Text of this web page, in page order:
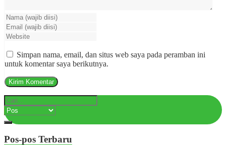
Simpan nama, email, dan situs web saya pada peramban ini
untuk komentar saya berikutnya.
Pos-pos Terbaru